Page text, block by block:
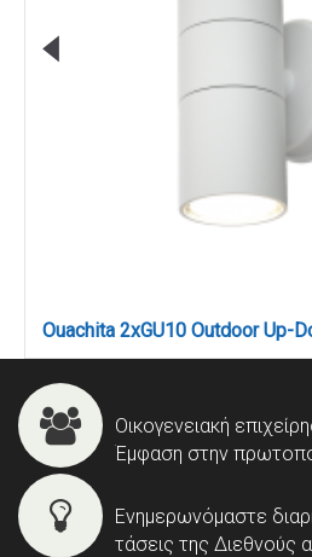
Οικογενειακή
Έμφαση στην
Ενημερωνόμαστε
τάσεις της Διεθνούς